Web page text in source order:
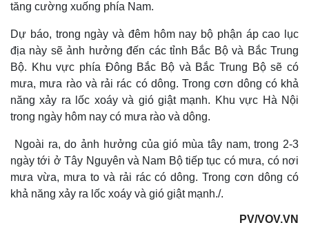
tăng cường xuống phía Nam.
Dự báo, trong ngày và đêm hôm nay bộ phận áp cao lục
địa này sẽ ảnh hưởng đến các tỉnh Bắc Bộ và Bắc Trung
Bộ. Khu vực phía Đông Bắc Bộ và Bắc Trung Bộ sẽ có
mưa, mưa rào và rải rác có dông. Trong cơn dông có khả
năng xảy ra lốc xoáy và gió giật mạnh. Khu vực Hà Nội
trong ngày hôm nay có mưa rào và dông.
Ngoài ra, do ảnh hưởng của gió mùa tây nam, trong 2-3
ngày tới ở Tây Nguyên và Nam Bộ tiếp tục có mưa, có nơi
mưa vừa, mưa to và rải rác có dông. Trong cơn dông có
khả năng xảy ra lốc xoáy và gió giật mạnh./.
PV/VOV.VN